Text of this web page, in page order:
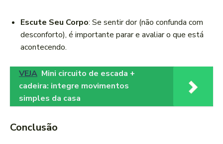
Escute Seu Corpo: Se sentir dor (não confunda com
desconforto), é importante parar e avaliar o que está
acontecendo.
VEJA Mini circuito de escada +
cadeira: integre movimentos
simples da casa
Conclusão